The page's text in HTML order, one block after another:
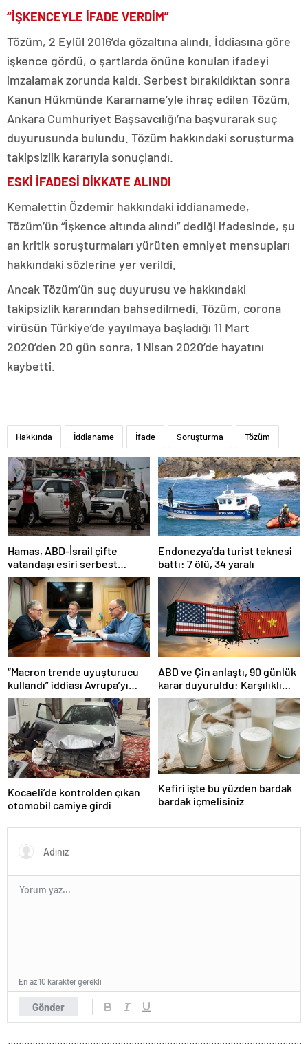
“İŞKENCEYLE İFADE VERDİM”
Tözüm, 2 Eylül 2016’da gözaltına alındı. İddiasına göre
işkence gördü, o şartlarda önüne konulan ifadeyi
imzalamak zorunda kaldı. Serbest bırakıldıktan sonra
Kanun Hükmünde Kararname’yle ihraç edilen Tözüm,
Ankara Cumhuriyet Başsavcılığı’na başvurarak suç
duyurusunda bulundu. Tözüm hakkındaki soruşturma
takipsizlik kararıyla sonuçlandı.
ESKİ İFADESİ DİKKATE ALINDI
Kemalettin Özdemir hakkındaki iddianamede,
Tözüm’ün “İşkence altında alındı” dediği ifadesinde, şu
an kritik soruşturmaları yürüten emniyet mensupları
hakkındaki sözlerine yer verildi.
Ancak Tözüm’ün suç duyurusu ve hakkındaki
takipsizlik kararından bahsedilmedi. Tözüm, corona
virüsün Türkiye’de yayılmaya başladığı 11 Mart
2020’den 20 gün sonra, 1 Nisan 2020’de hayatını
kaybetti.
Hakkında İddianame İfade Soruşturma Tözüm
Hamas, ABD-İsrail çifte
vatandaşı esiri serbest
bırakacağını duyurdu
Endonezya’da turist teknesi
battı: 7 ölü, 34 yaralı
“Macron trende uyuşturucu
kullandı” iddiası Avrupa’yı
karıştırmıştı: Fransa’dan
“peçeteli” yalanlama geldi!
ABD ve Çin anlaştı, 90 günlük
karar duyuruldu: Karşılıklı
tarife indirimi geldi!
Kocaeli’de kontrolden çıkan
otomobil camiye girdi
Kefiri işte bu yüzden bardak
bardak içmelisiniz
Gönder
En az 10 karakter gerekli